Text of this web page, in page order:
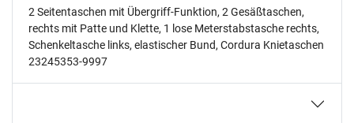
2 Seitentaschen mit Übergriff-Funktion, 2 Gesäßtaschen,
rechts mit Patte und Klette, 1 lose Meterstabstasche rechts,
Schenkeltasche links, elastischer Bund, Cordura Knietaschen
23245353-9997